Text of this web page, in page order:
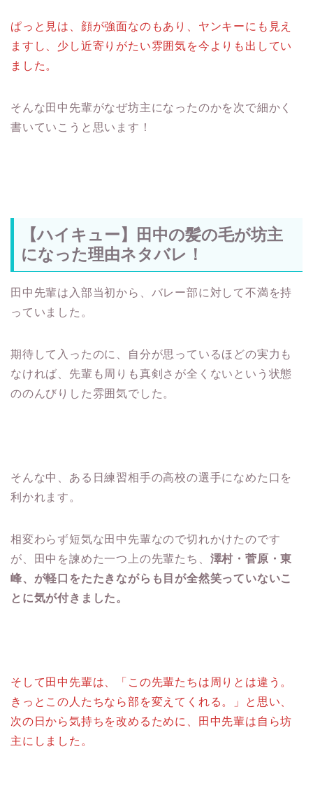
ぱっと見は、顔が強面なのもあり、ヤンキーにも見え
ますし、少し近寄りがたい雰囲気を今よりも出してい
ました。
そんな田中先輩がなぜ坊主になったのかを次で細かく
書いていこうと思います！
【ハイキュー】田中の髪の毛が坊主
になった理由ネタバレ！
田中先輩は入部当初から、バレー部に対して不満を持
っていました。
期待して入ったのに、自分が思っているほどの実力も
なければ、先輩も周りも真剣さが全くないという状態
ののんびりした雰囲気でした。
そんな中、ある日練習相手の高校の選手になめた口を
利かれます。
相変わらず短気な田中先輩なので切れかけたのです
が、田中を諫めた一つ上の先輩たち、 澤村・菅原・東
峰、が軽口をたたきながらも目が全然笑っていないこ
とに気が付きました。
そして田中先輩は、「この先輩たちは周りとは違う。
きっとこの人たちなら部を変えてくれる。」と思い、
次の日から気持ちを改めるために、田中先輩は自ら坊
主にしました。